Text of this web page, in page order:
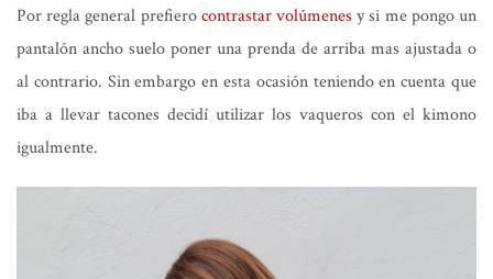
Por regla general prefierocontrastar volúmenes y si me pongo un
pantalón ancho suelo poner una prenda de arriba mas ajustada o
al contrario. Sin embargo en esta ocasión teniendo en cuenta que
iba a llevar tacones decidí utilizar los vaqueros con el kimono
igualmente.